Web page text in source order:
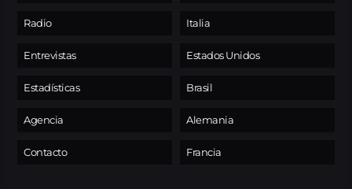
Radio
Entrevistas
Estadísticas
Agencia
Contacto
Italia
Estados Unidos
Brasil
Alemania
Francia